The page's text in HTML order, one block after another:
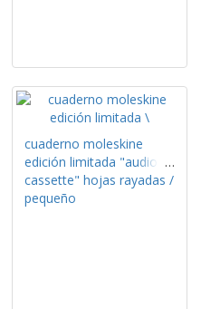
cuaderno moleskine
edición limitada "audio
cassette" hojas rayadas /
pequeño